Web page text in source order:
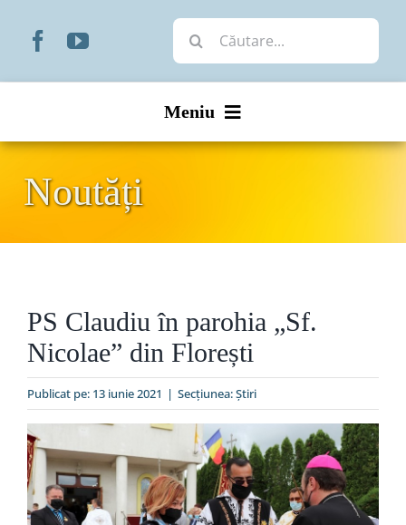
Cautare...
Meniu
Organizare
Liturgic
Special
Noutăți
PS Claudiu în parohia „Sf.
Nicolae” din Florești
Publicat pe: 13 iunie 2021 | Secțiunea:Ştiri